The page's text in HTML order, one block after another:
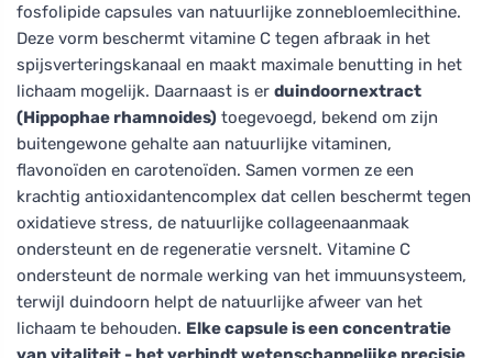
fosfolipide capsules van natuurlijke zonnebloemlecithine.
Deze vorm beschermt vitamine C tegen afbraak in het
spijsverteringskanaal en maakt maximale benutting in het
lichaam mogelijk. Daarnaast is er duindoornextract
(Hippophae rhamnoides) toegevoegd, bekend om zijn
buitengewone gehalte aan natuurlijke vitaminen,
flavonoïden en carotenoïden. Samen vormen ze een
krachtig antioxidantencomplex dat cellen beschermt tegen
oxidatieve stress, de natuurlijke collageenaanmaak
ondersteunt en de regeneratie versnelt. Vitamine C
ondersteunt de normale werking van het immuunsysteem,
terwijl duindoorn helpt de natuurlijke afweer van het
lichaam te behouden. Elke capsule is een concentratie